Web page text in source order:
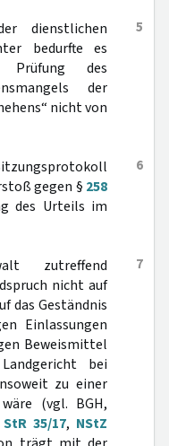
5
dienstlichen
bedurfte es
des
der
nicht von
6
gegen § 258
des Urteils im
7
zutreffend
nicht auf
das Geständnis
Einlassungen
Beweismittel
bei
zu einer
(vgl. BGH,
StR 35/17, NStZ